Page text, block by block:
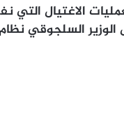
الاغتيال
السلجوقي نظام